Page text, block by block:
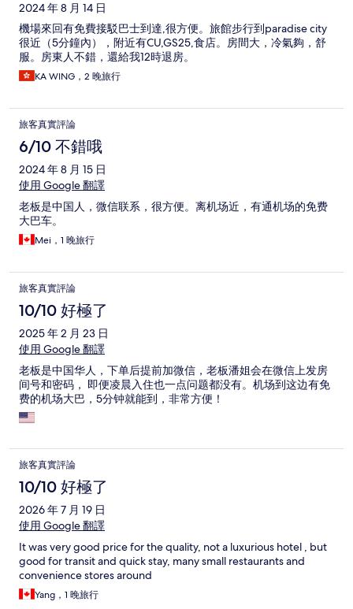
2024 年 8 月 14 日
機場來回有免費接駁巴士到達,很方便。旅館步行到paradise city
很近（5分鐘內），附近有CU,GS25,食店。房間大，冷氣夠，舒
服。房東人不錯，還給我12時退房。
KA WING，2 晚旅行
旅客真實評論
6/10 不錯哦
2024 年 8 月 15 日
使用 Google 翻譯
老板是中国人，微信联系，很方便。离机场近，有通机场的免费
大巴车。
Mei，1 晚旅行
旅客真實評論
10/10 好極了
2025 年 2 月 23 日
使用 Google 翻譯
老板是中国华人，下单后提前加微信，老板潘姐会在微信上发房
间号和密码， 即便凌晨入住也一点问题都没有。机场到这边有免
费的机场大巴，5分钟就能到，非常方便！
旅客真實評論
10/10 好極了
2026 年 7 月 19 日
使用 Google 翻譯
It was very good price for the quality, not a luxurious hotel , but
good for transit and quick stay, many small restaurants and
convenience stores around
Yang，1 晚旅行